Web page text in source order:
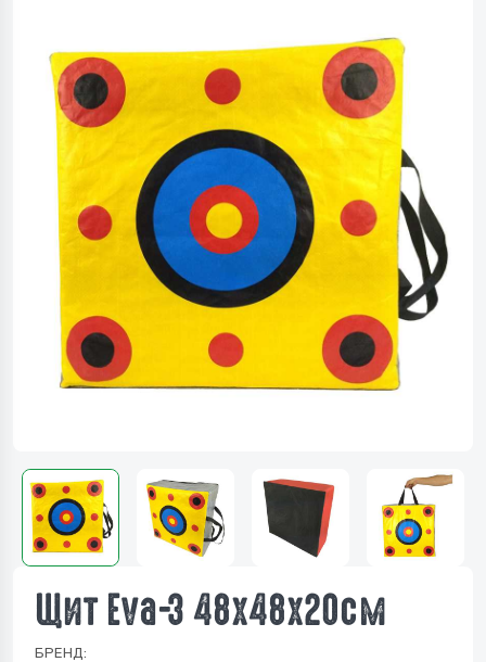
Щит Eva-3 48х48х20см
БРЕНД: